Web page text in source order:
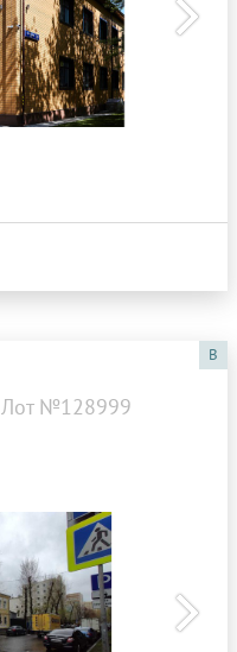
B
Лот №128999